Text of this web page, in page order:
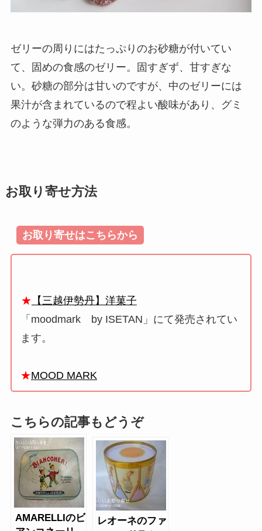
ゼリーの周りにはたっぷりのお砂糖が付いてい
て、固めの食感のゼリー。固すぎず、甘すぎな
い。砂糖の部分は甘いのですが、中のゼリーには
果汁が含まれているので程よい酸味があり、グミ
のような弾力のある食感。
お取り寄せ方法
お取り寄せはこちらから
★ 【三越伊勢丹】洋菓子
「moodmark by ISETAN」にて発売されてい
ます。
★MOOD MARK
こちらの記事もどうぞ
AMARELLIのビ
レオーネのファ